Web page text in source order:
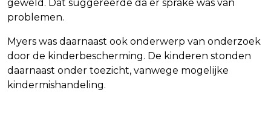
geweld. Dat suggereerde da er sprake was van
problemen.
Myers was daarnaast ook onderwerp van onderzoek
door de kinderbescherming. De kinderen stonden
daarnaast onder toezicht, vanwege mogelijke
kindermishandeling.